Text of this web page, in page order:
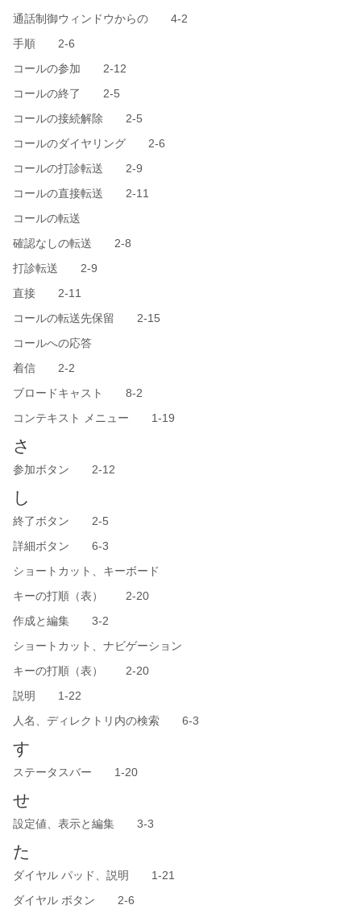
通話制御ウィンドウからの 4-2
手順 2-6
コールの参加 2-12
コールの終了 2-5
コールの接続解除 2-5
コールのダイヤリング 2-6
コールの打診転送 2-9
コールの直接転送 2-11
コールの転送
確認なしの転送 2-8
打診転送 2-9
直接 2-11
コールの転送先保留 2-15
コールへの応答
着信 2-2
ブロードキャスト 8-2
コンテキスト メニュー 1-19
さ
参加ボタン 2-12
し
終了ボタン 2-5
詳細ボタン 6-3
ショートカット、キーボード
キーの打順（表） 2-20
作成と編集 3-2
ショートカット、ナビゲーション
キーの打順（表） 2-20
説明 1-22
人名、ディレクトリ内の検索 6-3
す
ステータスバー 1-20
せ
設定値、表示と編集 3-3
た
ダイヤル パッド、説明 1-21
ダイヤル ボタン 2-6